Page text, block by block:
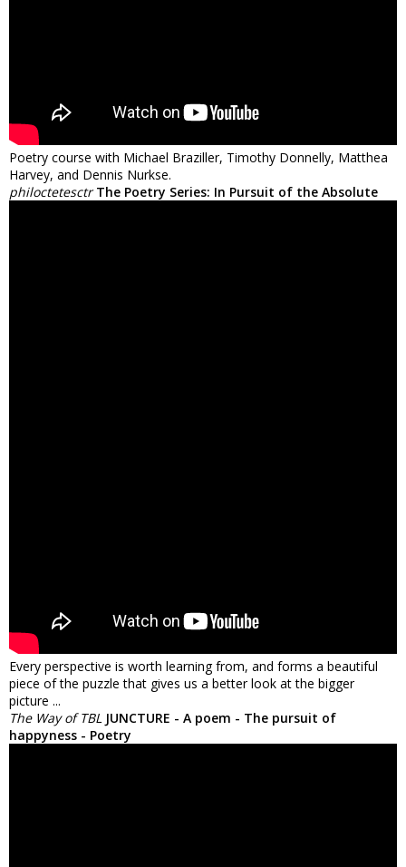
Poetry course with Michael Braziller, Timothy Donnelly, Matthea
Harvey, and Dennis Nurkse.
philoctetesctr The Poetry Series: In Pursuit of the Absolute
Every perspective is worth learning from, and forms a beautiful
piece of the puzzle that gives us a better look at the bigger
picture ...
The Way of TBL JUNCTURE - A poem - The pursuit of
happyness - Poetry